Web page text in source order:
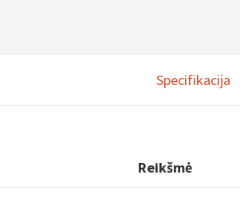
Specifikacija
Reikšmė